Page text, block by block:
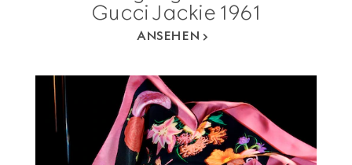
Gucci Jackie 1961
ANSEHEN